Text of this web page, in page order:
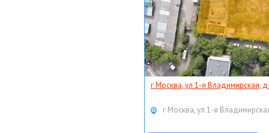
г Москва, ул 1-я Владимирская, д
г Москва, ул 1-я